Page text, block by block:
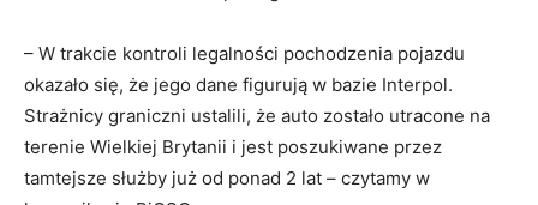
– W trakcie kontroli legalności pochodzenia pojazdu
okazało się, że jego dane figurują w bazie Interpol.
Strażnicy graniczni ustalili, że auto zostało utracone na
terenie Wielkiej Brytanii i jest poszukiwane przez
tamtejsze służby już od ponad 2 lat – czytamy w